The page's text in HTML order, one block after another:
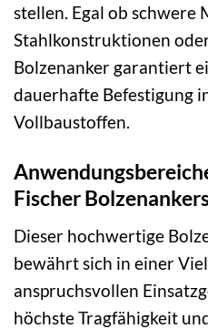
stellen. Egal ob schwere
Stahlkonstruktionen
Bolzenanker garantiert
dauerhafte Befestigung
Vollbaustoffen.
Fischer
Dieser hochwertige
bewährt sich in einer
anspruchsvollen
höchste Tragfähigkeit